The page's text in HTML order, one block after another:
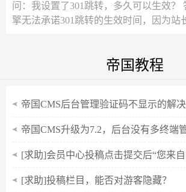
问：我设置了301跳转，多久可以生效？
擎无法承诺301跳转的生效时间，因为站
帝国教程
帝国CMS后台管理验证码不显示的解决
帝国CMS升级为7.2，后台没有多终端
法！
[求助]会员中心投稿点击提交后“您来
[求助]投稿栏目，能否对游客隐藏？